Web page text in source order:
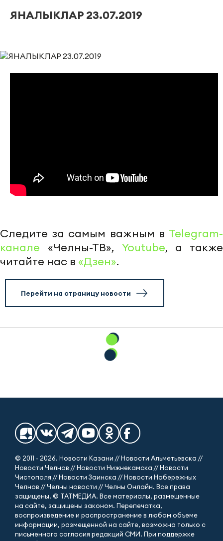
ЯНАЛЫКЛАР 23.07.2019
Следите за самым важным в Telegram-
канале «Челны-ТВ», Youtube, а также
читайте нас в «Дзен».
Перейти на страницу новости
© 2011 - 2026. Новости Казани // Новости Альметьевска //
Новости Челнов // Новости Нижнекамска // Новости
Чистополя // Новости Заинска // Новости Набережных
Челнов // Челны новости // Челны Онлайн. Все права
защищены. © ТАТМЕДИА. Все материалы, размещенные
на сайте, защищены законом. Перепечатка,
воспроизведение и распространение в любом объеме
информации, размещенной на сайте, возможна только с
письменного согласия редакций СМИ. При поддержке